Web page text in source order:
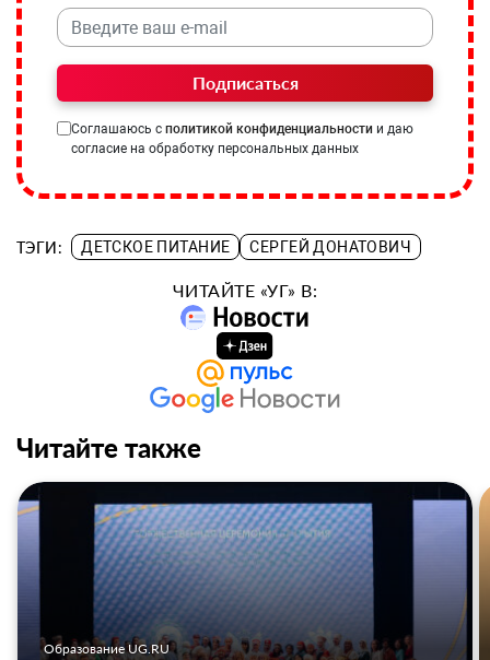
Подписаться
Соглашаюсь с политикой конфиденциальности и даю
согласие на обработку персональных данных
ТЭГИ: ДЕТСКОЕ ПИТАНИЕ СЕРГЕЙ ДОНАТОВИЧ
ЧИТАЙТЕ «УГ» В:
Читайте также
Образование UG.RU